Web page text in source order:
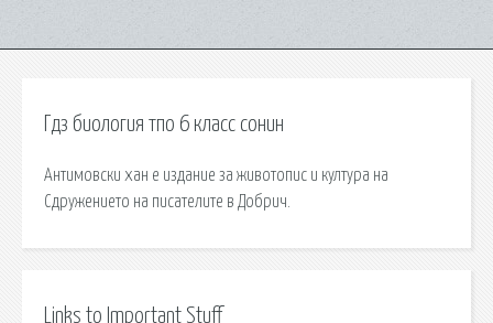
Гдз биология тпо 6 класс сонин
Антимовски хан е издание за животопис и култура на
Сдружението на писателите в Добрич.
Links to Important Stuff